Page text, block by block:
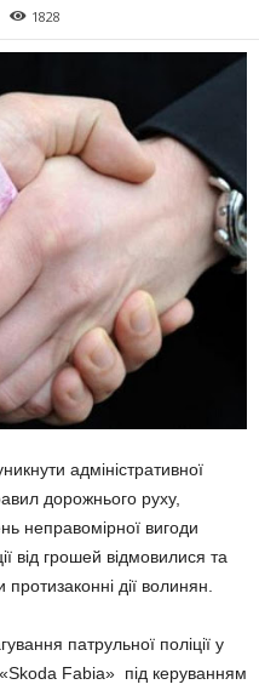
1828
адміністративної
дорожнього руху,
неправомірної вигоди
від грошей відмовилися та
дії волинян.
патрульної поліції у
«Skoda Fabia» під керуванням